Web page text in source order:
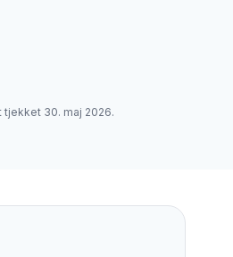
tjekket 30. maj 2026.